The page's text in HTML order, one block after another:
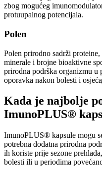
zbog mogućeg
protuupalnog potencijala.
Polen
Polen prirodno sadrži
minerale i brojne bioaktivne
prirodna podrška organizmu u
oporavka nakon bolesti i
Kada je najbolje
ImunoPLUS®
ImunoPLUS® kapsule mogu
potrebna dodatna prirodna
ih koriste prije sezone
bolesti ili u periodima